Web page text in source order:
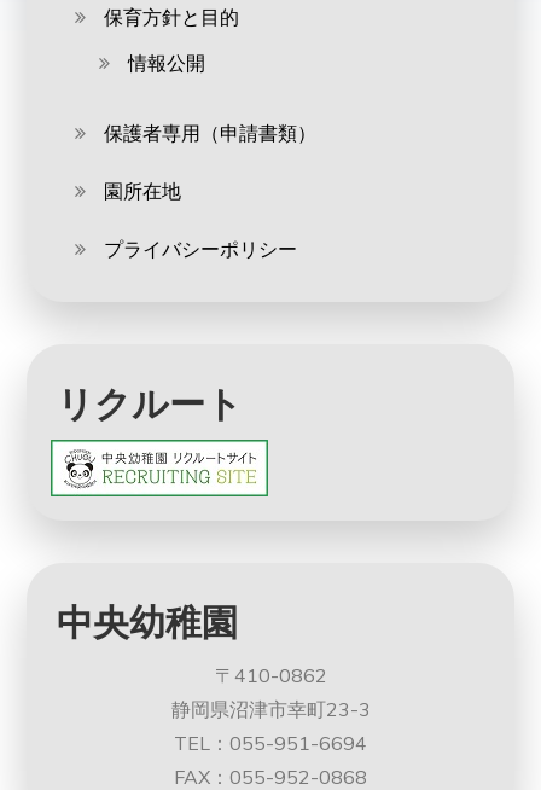
保育方針と目的
情報公開
保護者専用（申請書類）
園所在地
プライバシーポリシー
リクルート
中央幼稚園
〒410-0862
静岡県沼津市幸町23-3
TEL：055-951-6694
FAX：055-952-0868